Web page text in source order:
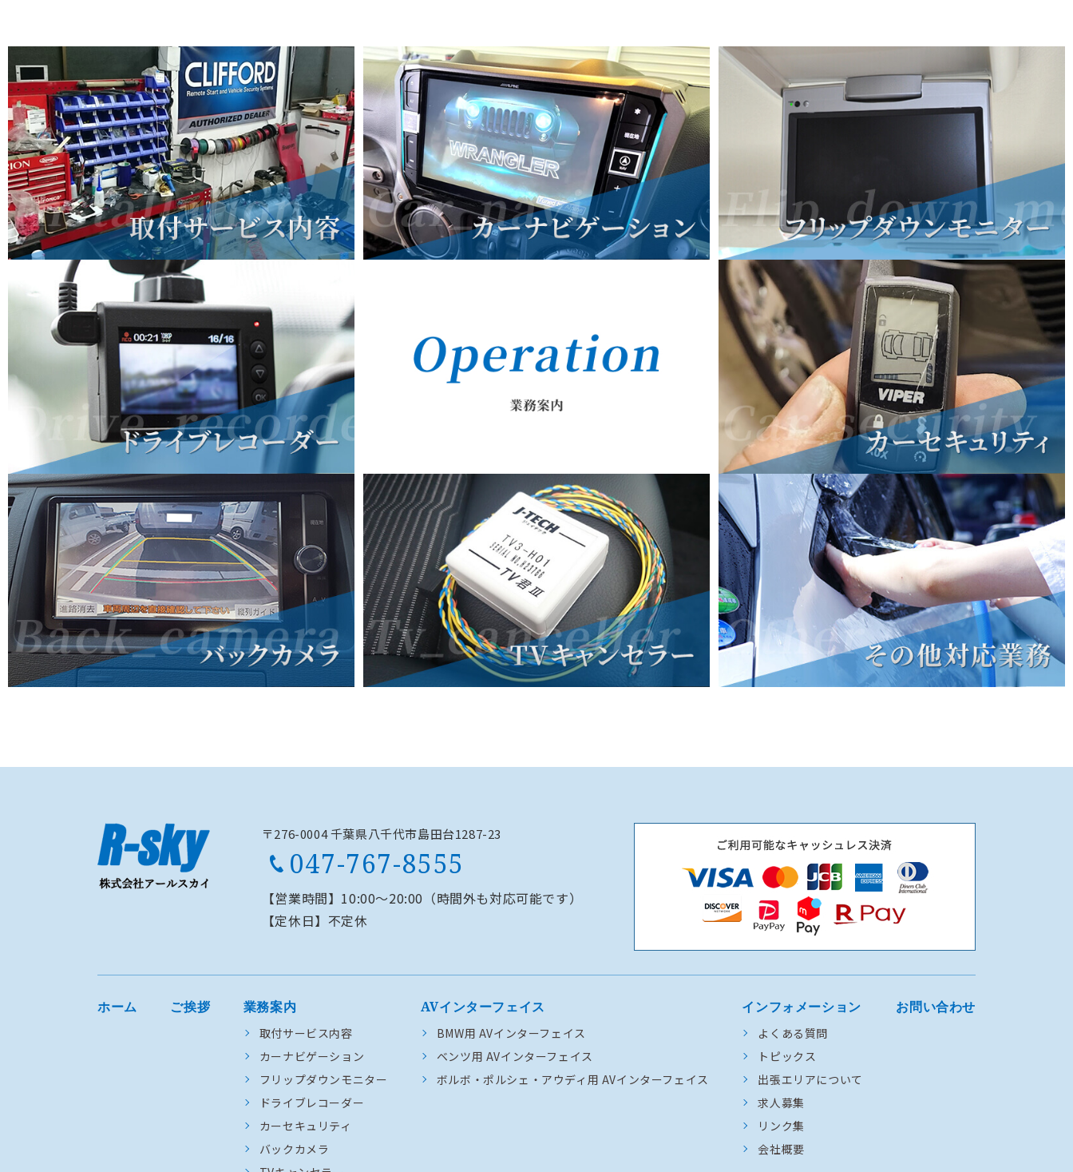
〒276-0004 千葉県八千代市島田台1287-23
047-767-8555
【営業時間】 10:00～20:00（時間外も対応可能です）
【定休日】 不定休
ホーム ご挨拶 業務案内
取付サービス内容
カーナビゲーション
フリップダウンモニター
ドライブレコーダー
カーセキュリティ
バックカメラ
AVインターフェイス
BMW用 AVインターフェイス
ベンツ用 AVインターフェイス
ボルボ・ポルシェ・アウディ用 AVインターフェイス
インフォメーション
よくある質問
トピックス
出張エリアについて
求人募集
リンク集
会社概要
お問い合わせ